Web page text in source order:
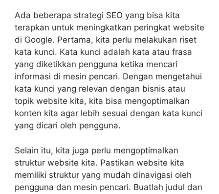
Ada beberapa strategi SEO yang bisa kita
terapkan untuk meningkatkan peringkat website
di Google. Pertama, kita perlu melakukan riset
kata kunci. Kata kunci adalah kata atau frasa
yang diketikkan pengguna ketika mencari
informasi di mesin pencari. Dengan mengetahui
kata kunci yang relevan dengan bisnis atau
topik website kita, kita bisa mengoptimalkan
konten kita agar lebih sesuai dengan kata kunci
yang dicari oleh pengguna.
Selain itu, kita juga perlu mengoptimalkan
struktur website kita. Pastikan website kita
memiliki struktur yang mudah dinavigasi oleh
pengguna dan mesin pencari. Buatlah judul dan